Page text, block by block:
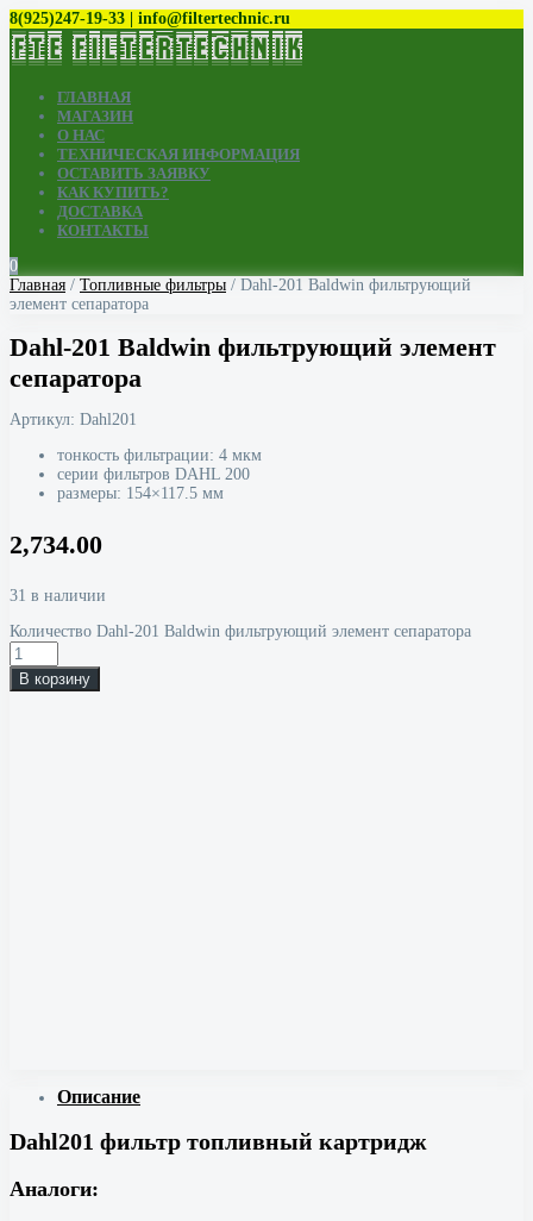
8(925)247-19-33 | info@filtertechnic.ru
ГЛАВНАЯ
МАГАЗИН
О НАС
ТЕХНИЧЕСКАЯ ИНФОРМАЦИЯ
ОСТАВИТЬ ЗАЯВКУ
КАК КУПИТЬ?
ДОСТАВКА
КОНТАКТЫ
0
Главная / Топливные фильтры / Dahl-201 Baldwin фильтрующий
элемент сепаратора
Dahl-201 Baldwin фильтрующий элемент
сепаратора
Артикул: Dahl201
тонкость фильтрации: 4 мкм
серии фильтров DAHL 200
размеры: 154×117.5 мм
2,734.00
31 в наличии
Количество Dahl-201 Baldwin фильтрующий элемент сепаратора
В корзину
Описание
Dahl201 фильтр топливный картридж
Аналоги: